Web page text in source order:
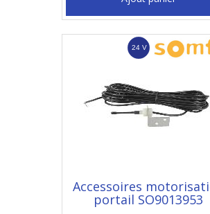
Accessoires
portail SO9013953